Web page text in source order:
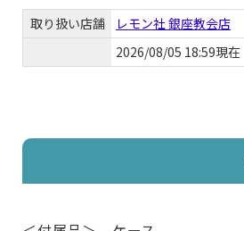
取り扱い店舗
レモン社 銀座教会店
2026/08/05 18:59現在